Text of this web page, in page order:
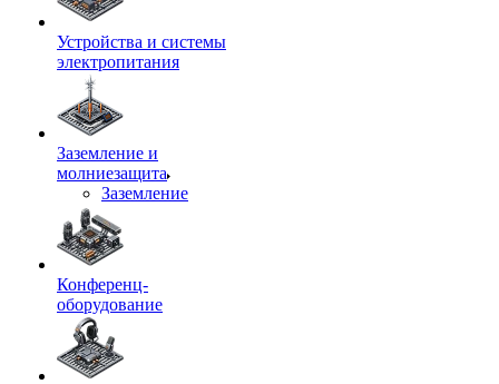
Устройства и системы
электропитания
Заземление и
молниезащита
Заземление
Конференц-
оборудование